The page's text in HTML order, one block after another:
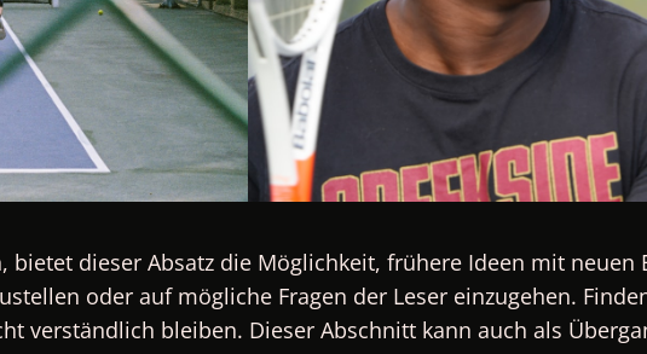
dieser Absatz die Möglichkeit, frühere Ideen mit neuen
oder auf mögliche Fragen der Leser einzugehen.
verständlich bleiben. Dieser Abschnitt kann auch als